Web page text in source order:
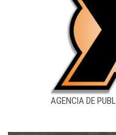
AGENCIA DE